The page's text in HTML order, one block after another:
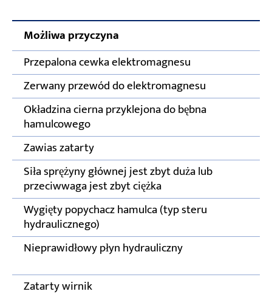
Możliwa przyczyna
Przepalona cewka elektromagnesu
Zerwany przewód do elektromagnesu
Okładzina cierna przyklejona do bębna
hamulcowego
Zawias zatarty
Siła sprężyny głównej jest zbyt duża lub
przeciwwaga jest zbyt ciężka
Wygięty popychacz hamulca (typ steru
hydraulicznego)
Nieprawidłowy płyn hydrauliczny
Zatarty wirnik